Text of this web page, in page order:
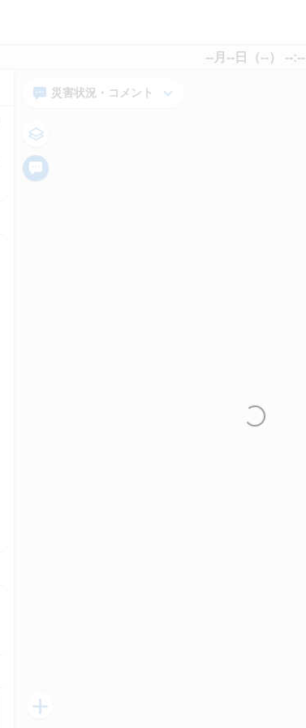
--月--日（--） --:--
災害状況・コメント